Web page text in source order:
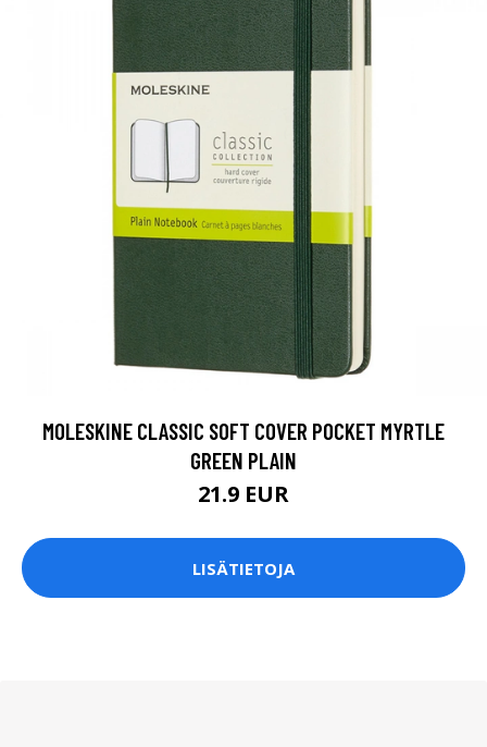
MOLESKINE CLASSIC SOFT COVER POCKET MYRTLE
GREEN PLAIN
21.9 EUR
LISÄTIETOJA